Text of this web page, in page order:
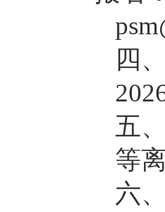
四
五
等
六